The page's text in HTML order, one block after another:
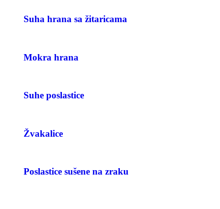
Suha hrana sa žitaricama
Mokra hrana
Suhe poslastice
Žvakalice
Poslastice sušene na zraku